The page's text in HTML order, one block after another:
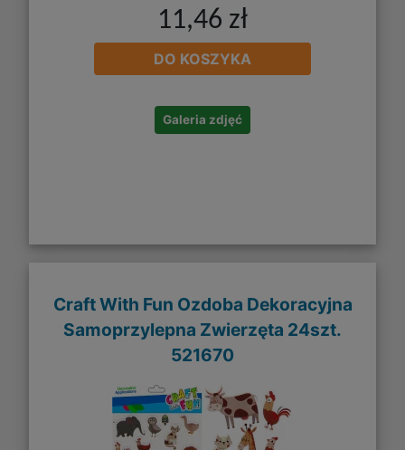
11,46 zł
DO KOSZYKA
Galeria zdjęć
Craft With Fun Ozdoba Dekoracyjna
Samoprzylepna Zwierzęta 24szt.
521670